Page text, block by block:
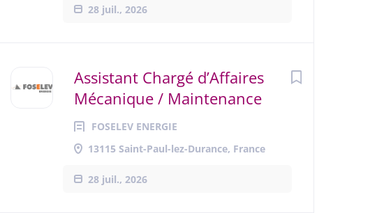
28 juil., 2026
Assistant Chargé d’Affaires
Mécanique / Maintenance
FOSELEV ENERGIE
13115 Saint-Paul-lez-Durance, France
28 juil., 2026